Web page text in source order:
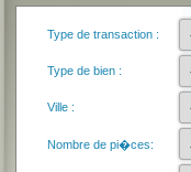
Type de transaction :
Type de bien :
Ville :
Nombre de pi�ces: